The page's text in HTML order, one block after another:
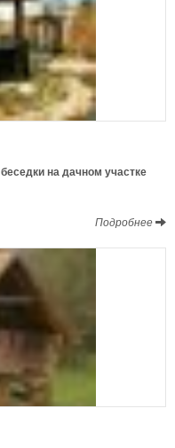
беседки на дачном участке
Подробнее